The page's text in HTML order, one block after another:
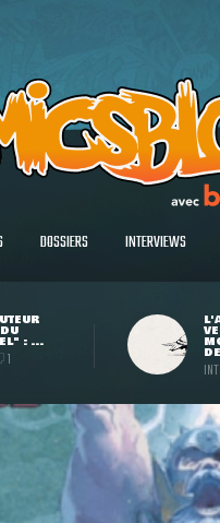
DOSSIERS INTERVIEWS
: ...
1